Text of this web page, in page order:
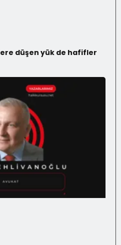
düşen yük de hafifler